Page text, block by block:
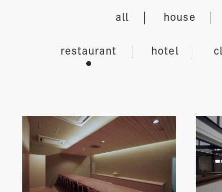
all house
restaurant hotel